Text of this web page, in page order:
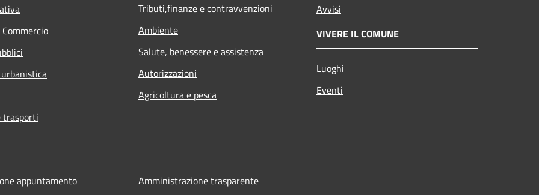
trasporti
Tributi,finanze e contravvenzioni
Ambiente
Salute, benessere e assistenza
Autorizzazioni
Agricoltura e pesca
Avvisi
VIVERE IL COMUNE
Luoghi
Eventi
appuntamento
Amministrazione trasparente